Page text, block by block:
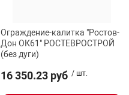
Ограждение-калитка "Ростов-
Дон ОК61" РОСТЕВРОСТРОЙ
(без дуги)
16 350.23 руб / шт.